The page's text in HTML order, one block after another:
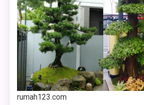
rumah123.com